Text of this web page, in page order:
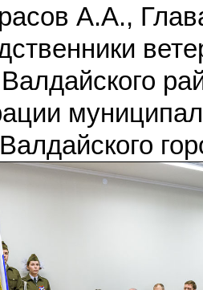
А.А.,